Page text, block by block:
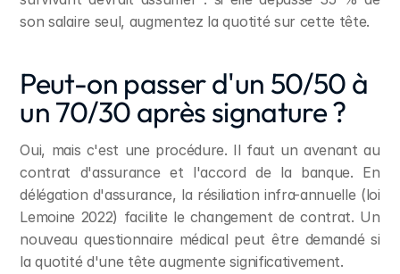
son salaire seul, augmentez la quotité sur cette tête.
Peut-on passer d'un 50/50 à
un 70/30 après signature ?
Oui, mais c'est une procédure. Il faut un avenant au
contrat d'assurance et l'accord de la banque. En
délégation d'assurance, la résiliation infra-annuelle (loi
Lemoine 2022) facilite le changement de contrat. Un
nouveau questionnaire médical peut être demandé si
la quotité d'une tête augmente significativement.